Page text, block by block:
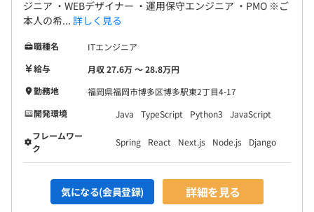
ジニア ・WEBデザイナー ・運用保守エンジニア ・PMO ※ご
本人の希... 詳しく見る
職種名
ITエンジニア
給与
月収 27.6万 〜 28.8万円
勤務地
福岡県福岡市博多区博多駅東2丁目4-17
開発環境
Java TypeScript Python3
JavaScript
フレームワー
ク
Spring React Next.js Node.js Django
気になる(会員登録) 詳細を見る